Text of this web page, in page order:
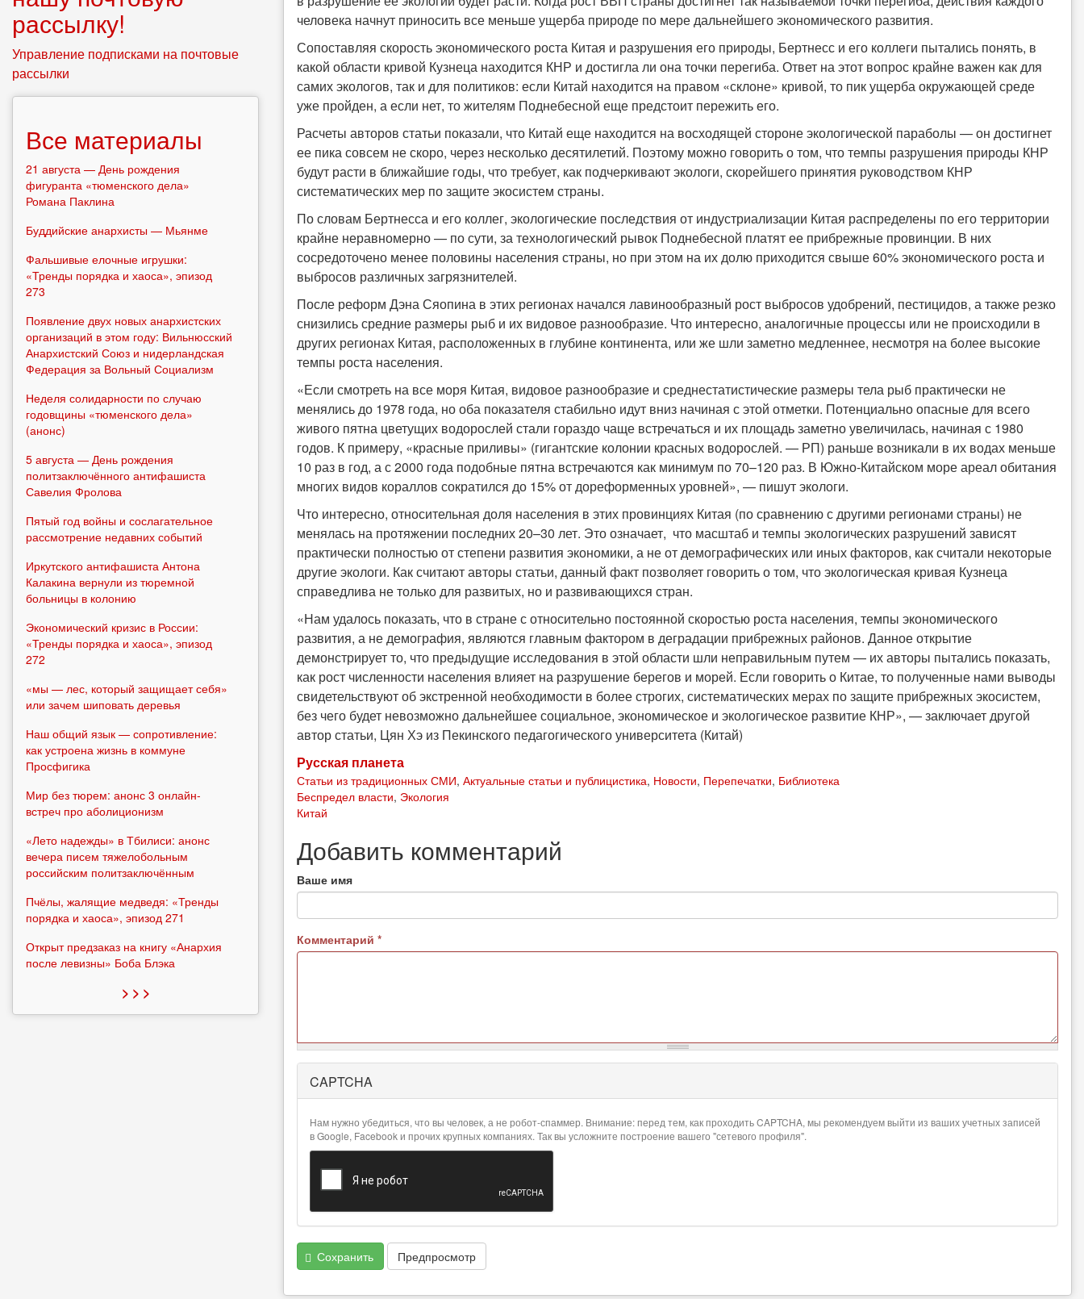
человека начнут приносить все меньше ущерба природе по мере дальнейшего экономического развития.
Сопоставляя скорость экономического роста Китая и разрушения его природы, Бертнесс и его коллеги пытались понять, в
какой области кривой Кузнеца находится КНР и достигла ли она точки перегиба. Ответ на этот вопрос крайне важен как для
самих экологов, так и для политиков: если Китай находится на правом «склоне» кривой, то пик ущерба окружающей среде
уже пройден, а если нет, то жителям Поднебесной еще предстоит пережить его.
Расчеты авторов статьи показали, что Китай еще находится на восходящей стороне экологической параболы — он достигнет
ее пика совсем не скоро, через несколько десятилетий. Поэтому можно говорить о том, что темпы разрушения природы КНР
будут расти в ближайшие годы, что требует, как подчеркивают экологи, скорейшего принятия руководством КНР
систематических мер по защите экосистем страны.
По словам Бертнесса и его коллег, экологические последствия от индустриализации Китая распределены по его территории
крайне неравномерно — по сути, за технологический рывок Поднебесной платят ее прибрежные провинции. В них
сосредоточено менее половины населения страны, но при этом на их долю приходится свыше 60% экономического роста и
выбросов различных загрязнителей.
После реформ Дэна Сяопина в этих регионах начался лавинообразный рост выбросов удобрений, пестицидов, а также резко
снизились средние размеры рыб и их видовое разнообразие. Что интересно, аналогичные процессы или не происходили в
других регионах Китая, расположенных в глубине континента, или же шли заметно медленнее, несмотря на более высокие
темпы роста населения.
«Если смотреть на все моря Китая, видовое разнообразие и среднестатистические размеры тела рыб практически не
менялись до 1978 года, но оба показателя стабильно идут вниз начиная с этой отметки. Потенциально опасные для всего
живого пятна цветущих водорослей стали гораздо чаще встречаться и их площадь заметно увеличилась, начиная с 1980
годов. К примеру, «красные приливы» (гигантские колонии красных водорослей. — РП) раньше возникали в их водах меньше
10 раз в год, а с 2000 года подобные пятна встречаются как минимум по 70–120 раз. В Южно-Китайском море ареал обитания
многих видов кораллов сократился до 15% от дореформенных уровней», — пишут экологи.
Что интересно, относительная доля населения в этих провинциях Китая (по сравнению с другими регионами страны) не
менялась на протяжении последних 20–30 лет. Это означает, что масштаб и темпы экологических разрушений зависят
практически полностью от степени развития экономики, а не от демографических или иных факторов, как считали некоторые
другие экологи. Как считают авторы статьи, данный факт позволяет говорить о том, что экологическая кривая Кузнеца
справедлива не только для развитых, но и развивающихся стран.
«Нам удалось показать, что в стране с относительно постоянной скоростью роста населения, темпы экономического
развития, а не демография, являются главным фактором в деградации прибрежных районов. Данное открытие
демонстрирует то, что предыдущие исследования в этой области шли неправильным путем — их авторы пытались показать,
как рост численности населения влияет на разрушение берегов и морей. Если говорить о Китае, то полученные нами выводы
свидетельствуют об экстренной необходимости в более строгих, систематических мерах по защите прибрежных экосистем,
без чего будет невозможно дальнейшее социальное, экономическое и экологическое развитие КНР», — заключает другой
автор статьи, Цян Хэ из Пекинского педагогического университета (Китай)
Русская планета
Статьи из традиционных СМИ, Актуальные статьи и публицистика, Новости, Перепечатки, Библиотека
Беспредел власти, Экология
Китай
Добавить комментарий
Ваше имя
Комментарий *
информация
CAPTCHA
Нам нужно убедиться, что вы человек, а не робот-спаммер. Внимание: перед тем, как проходить CAPTCHA, мы рекомендуем выйти из ваших учетных записей
в Google, Facebook и прочих крупных компаниях. Так вы усложните построение вашего "сетевого профиля".
Сохранить Предпросмотр
рассылку!
Управление подписками на почтовые
рассылки
Все материалы
21 августа — День рождения
фигуранта «тюменского дела»
Романа Паклина
Буддийские анархисты — Мьянме
Фальшивые елочные игрушки:
«Тренды порядка и хаоса», эпизод
273
Появление двух новых анархистских
организаций в этом году: Вильнюсский
Анархистский Союз и нидерландская
Федерация за Вольный Социализм
Неделя солидарности по случаю
годовщины «тюменского дела»
(анонс)
5 августа — День рождения
политзаключённого антифашиста
Савелия Фролова
Пятый год войны и сослагательное
рассмотрение недавних событий
Иркутского антифашиста Антона
Калакина вернули из тюремной
больницы в колонию
Экономический кризис в России:
«Тренды порядка и хаоса», эпизод
272
«мы — лес, который защищает себя»
или зачем шиповать деревья
Наш общий язык — сопротивление:
как устроена жизнь в коммуне
Просфигика
Мир без тюрем: анонс 3 онлайн-
встреч про аболиционизм
«Лето надежды» в Тбилиси: анонс
вечера писем тяжелобольным
российским политзаключённым
Пчёлы, жалящие медведя: «Тренды
порядка и хаоса», эпизод 271
Открыт предзаказ на книгу «Анархия
после левизны» Боба Блэка
> > >